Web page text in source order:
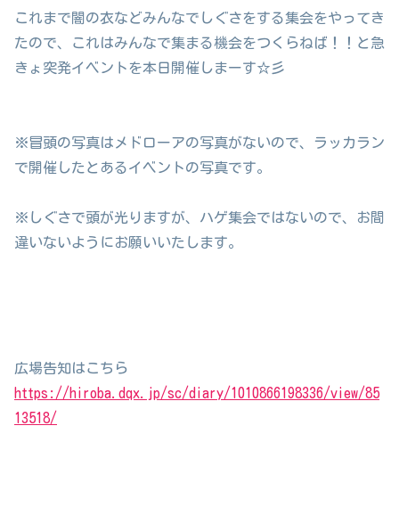
これまで闇の衣などみんなでしぐさをする集会をやってき
たので、これはみんなで集まる機会をつくらねば！！と急
きょ突発イベントを本日開催しまーす☆彡
※冒頭の写真はメドローアの写真がないので、ラッカラン
で開催したとあるイベントの写真です。
※しぐさで頭が光りますが、ハゲ集会ではないので、お間
違いないようにお願いいたします。
広場告知はこちら
https://hiroba.dqx.jp/sc/diary/1010866198336/view/85
13518/